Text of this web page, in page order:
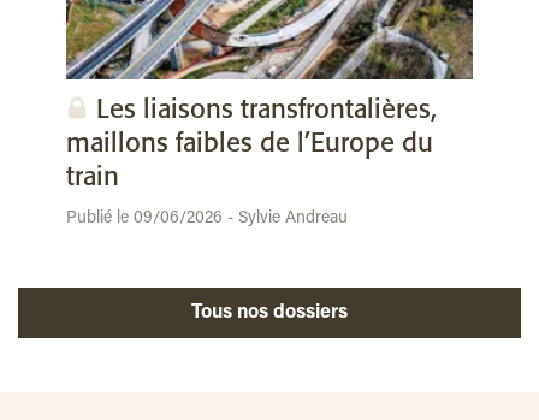
Les liaisons transfrontalières,
maillons faibles de l’Europe du
train
Publié le 09/06/2026 - Sylvie Andreau
Tous nos dossiers